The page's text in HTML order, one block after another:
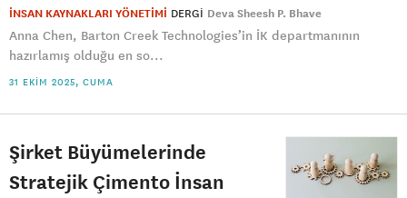
İNSAN KAYNAKLARI YÖNETİMİ DERGI Deva Sheesh P. Bhave
Anna Chen, Barton Creek Technologies’in İK departmanının
hazırlamış olduğu en so...
31 EKIM 2025, CUMA
Şirket Büyümelerinde
Stratejik Çimento İnsan